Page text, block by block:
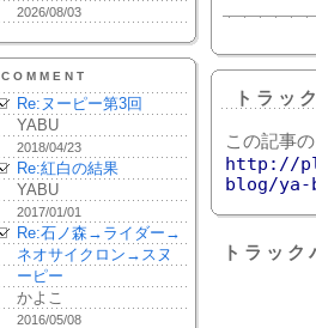
2026/08/03
COMMENT
Re:ヌーピー第3回
YABU
2018/04/23
Re:紅白の結果
YABU
2017/01/01
Re:石ノ森→ライダー→
ネオサイクロン→スヌ
ーピー
かよこ
2016/05/08
トラッ
この記事
http://
blog/ya-
トラッ